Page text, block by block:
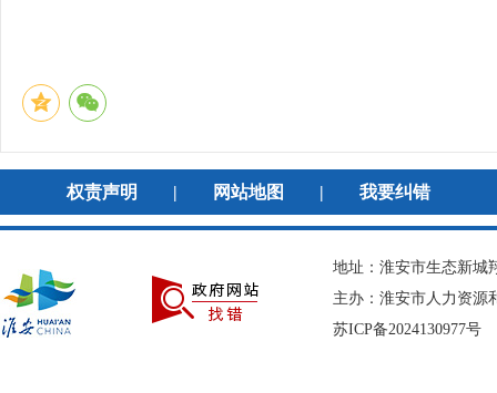
权责声明 | 网站地图 | 我要纠错
地址：淮安市生态新
主办：淮安市人力资
苏ICP备2024130977号